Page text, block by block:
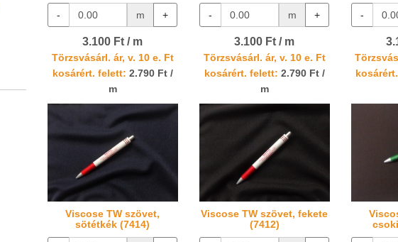
- m +
3.100 Ft / m
Törzsvásárl. ár, v. 10 e. Ft
kosárért. felett: 2.790 Ft /
m
- m +
3.100 Ft / m
Törzsvásárl. ár, v. 10 e. Ft
kosárért. felett: 2.790 Ft /
m
-
Viscose TW szövet,
sötétkék (7414)
Viscose TW szövet, fekete
(7412)